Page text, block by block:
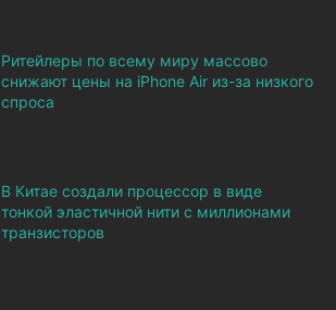
Ритейлеры по всему миру массово
снижают цены на iPhone Air из-за низкого
спроса
В Китае создали процессор в виде
тонкой эластичной нити с миллионами
транзисторов